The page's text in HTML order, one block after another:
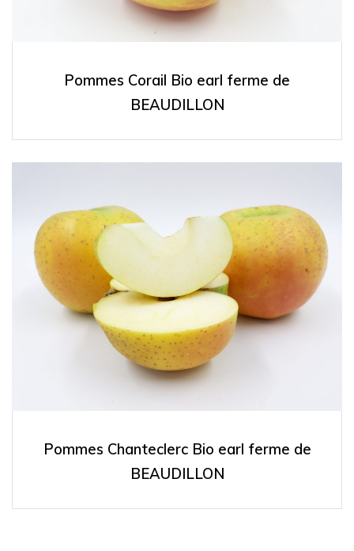
Pommes Corail Bio earl ferme de
BEAUDILLON
Pommes Chanteclerc Bio earl ferme de
BEAUDILLON